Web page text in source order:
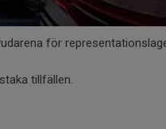
för
tillfällen.